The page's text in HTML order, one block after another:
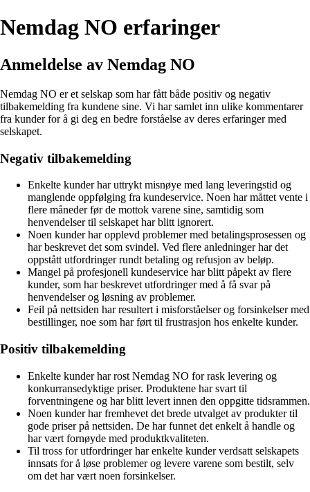
Nemdag NO erfaringer
Anmeldelse av Nemdag NO
Nemdag NO er et selskap som har fått både positiv og negativ
tilbakemelding fra kundene sine. Vi har samlet inn ulike kommentarer
fra kunder for å gi deg en bedre forståelse av deres erfaringer med
selskapet.
Negativ tilbakemelding
Enkelte kunder har uttrykt misnøye med lang leveringstid og
manglende oppfølging fra kundeservice. Noen har måttet vente i
flere måneder før de mottok varene sine, samtidig som
henvendelser til selskapet har blitt ignorert.
Noen kunder har opplevd problemer med betalingsprosessen og
har beskrevet det som svindel. Ved flere anledninger har det
oppstått utfordringer rundt betaling og refusjon av beløp.
Mangel på profesjonell kundeservice har blitt påpekt av flere
kunder, som har beskrevet utfordringer med å få svar på
henvendelser og løsning av problemer.
Feil på nettsiden har resultert i misforståelser og forsinkelser med
bestillinger, noe som har ført til frustrasjon hos enkelte kunder.
Positiv tilbakemelding
Enkelte kunder har rost Nemdag NO for rask levering og
konkurransedyktige priser. Produktene har svart til
forventningene og har blitt levert innen den oppgitte tidsrammen.
Noen kunder har fremhevet det brede utvalget av produkter til
gode priser på nettsiden. De har funnet det enkelt å handle og
har vært fornøyde med produktkvaliteten.
Til tross for utfordringer har enkelte kunder verdsatt selskapets
innsats for å løse problemer og levere varene som bestilt, selv
om det har vært noen forsinkelser.